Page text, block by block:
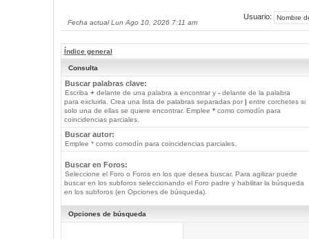
Fecha actual Lun Ago 10, 2026 7:11 am
Usuario:
Índice general
Consulta
Buscar palabras clave:
Escriba +delante de una palabra a encontrar y -delante de la palabra
para excluirla. Crea una lista de palabras separadas por | entre corchetes si
solo una de ellas se quiere encontrar. Emplee *como comodín para
coincidencias parciales.
Buscar autor:
Emplee * como comodín para coincidencias parciales.
Buscar en Foros:
Seleccione el Foro o Foros en los que desea buscar. Para agilizar puede
buscar en los subforos seleccionando el Foro padre y habilitar la búsqueda
en los subforos (en Opciones de búsqueda).
Opciones de búsqueda